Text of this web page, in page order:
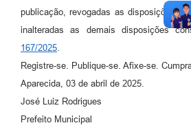
publicação, revogadas as disposições
inalteradas as demais disposições
167/2025
Registre-se. Publique-se. Afixe-se.
Aparecida, 03 de abril de 2025.
José Luiz Rodrigues
Prefeito Municipal